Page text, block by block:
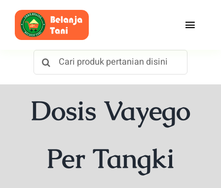
Skip
content
Toggle
Beranda
Belanja
Search
for:
Dosis Vayego
Per Tangki